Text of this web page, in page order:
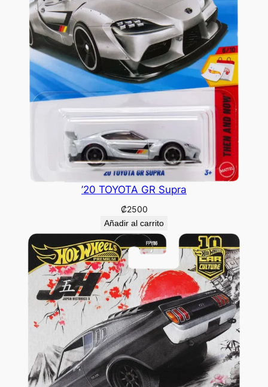
’20 TOYOTA GR Supra
₡2500
Añadir al carrito